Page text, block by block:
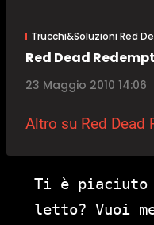
Trucchi&Soluzioni Red
Red Dead
23 Maggio 2010 14:06
Altro su Red Dead
Ti è piaciuto
letto? Vuoi